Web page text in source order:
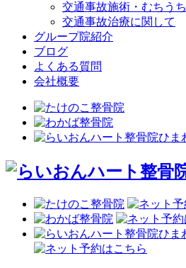
交通事故施術・むちうち
交通事故治療に関して
グループ院紹介
ブログ
よくある質問
会社概要